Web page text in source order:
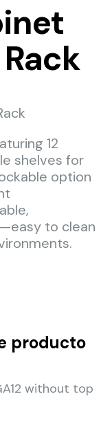
12
shelves for
option
to clean
producto
without top